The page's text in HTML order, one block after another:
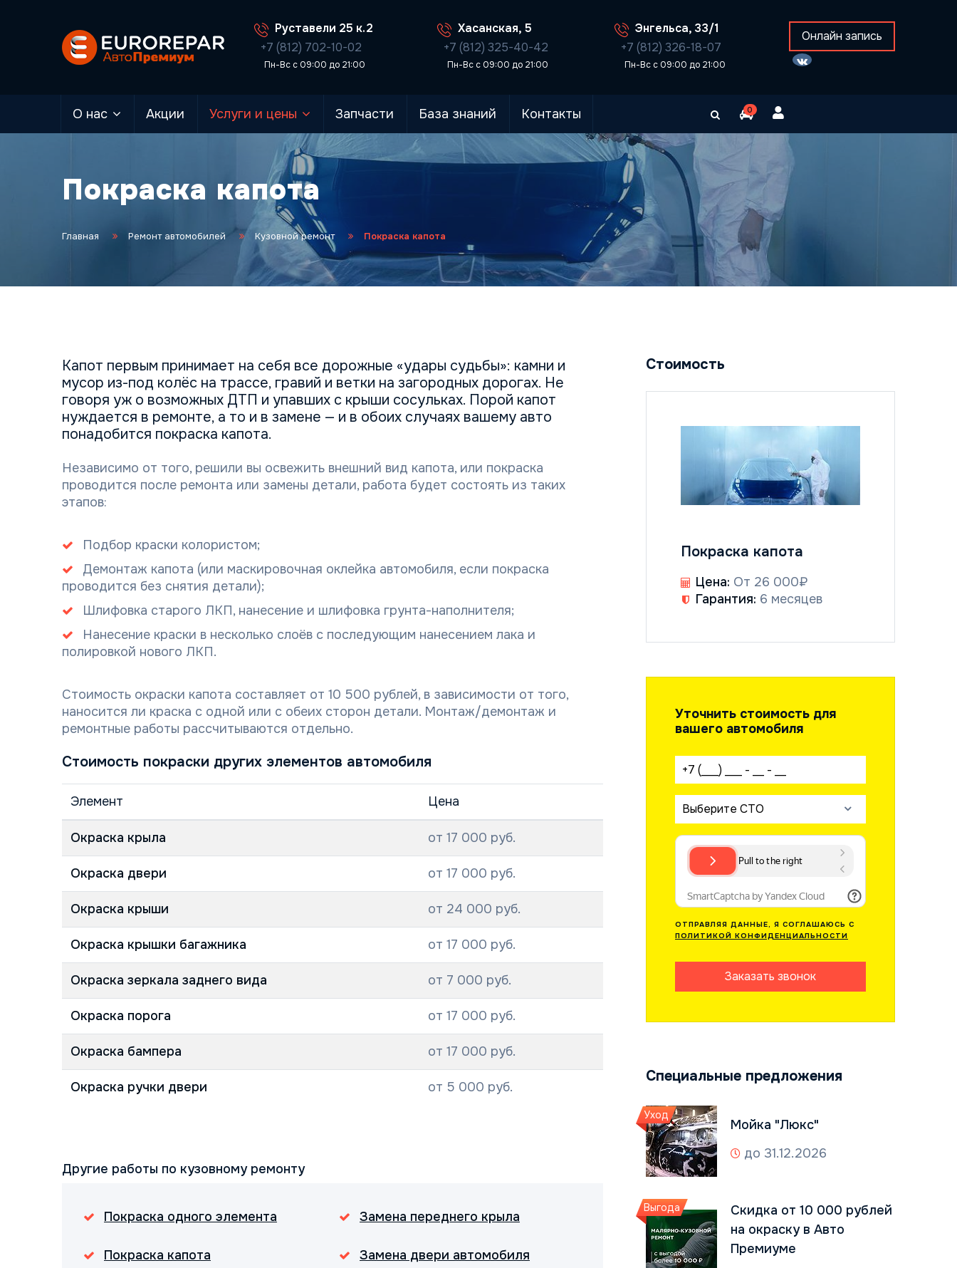
Руставели 25 к.2
+7 (812) 702-10-02
Пн-Вс с 09:00 до 21:00
Хасанская, 5
+7 (812) 325-40-42
Пн-Вс с 09:00 до 21:00
Энгельса, 33/1
+7 (812) 326-18-07
Пн-Вс с 09:00 до 21:00
Онлайн запись
О нас Акции Услуги и цены Запчасти База знаний Контакты 0
Покраска капота
Главная Ремонт автомобилей Кузовной ремонт Покраска капота
Капот первым принимает на себя все дорожные «удары судьбы»: камни и
мусор из-под колёс на трассе, гравий и ветки на загородных дорогах. Не
говоря уж о возможных ДТП и упавших с крыши сосульках. Порой капот
нуждается в ремонте, а то и в замене — и в обоих случаях вашему авто
понадобится покраска капота.
Независимо от того, решили вы освежить внешний вид капота, или покраска
проводится после ремонта или замены детали, работа будет состоять из таких
этапов:
Подбор краски колористом;
Демонтаж капота (или маскировочная оклейка автомобиля, если покраска
проводится без снятия детали);
Шлифовка старого ЛКП, нанесение и шлифовка грунта-наполнителя;
Нанесение краски в несколько слоёв с последующим нанесением лака и
полировкой нового ЛКП.
Стоимость окраски капота составляет от 10 500 рублей, в зависимости от того,
наносится ли краска с одной или с обеих сторон детали. Монтаж/демонтаж и
ремонтные работы рассчитываются отдельно.
Стоимость покраски других элементов автомобиля
Элемент Цена
Окраска крыла от 17 000 руб.
Окраска двери от 17 000 руб.
Окраска крыши от 24 000 руб.
Окраска крышки багажника от 17 000 руб.
Окраска зеркала заднего вида от 7 000 руб.
Окраска порога от 17 000 руб.
Окраска бампера от 17 000 руб.
Окраска ручки двери от 5 000 руб.
Другие работы по кузовному ремонту
Покраска одного элемента
Покраска капота
Замена переднего крыла
Замена двери автомобиля
Стоимость
Покраска капота
Цена: От 26 000₽
Гарантия: 6 месяцев
Уточнить стоимость для
вашего автомобиля
Ваш телефон:
Выберите СТО
ОТПРАВЛЯЯ ДАННЫЕ, Я СОГЛАШАЮСЬ С
ПОЛИТИКОЙ КОНФИДЕНЦИАЛЬНОСТИ
Заказать звонок
Специальные предложения
Уход
Мойка "Люкс"
до 31.12.2026
Выгода
Скидка от 10 000 рублей
на окраску в Авто
Премиуме